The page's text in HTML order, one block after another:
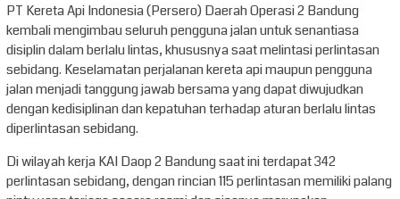
PT Kereta Api Indonesia (Persero) Daerah Operasi 2 Bandung
kembali mengimbau seluruh pengguna jalan untuk senantiasa
disiplin dalam berlalu lintas, khususnya saat melintasi perlintasan
sebidang. Keselamatan perjalanan kereta api maupun pengguna
jalan menjadi tanggung jawab bersama yang dapat diwujudkan
dengan kedisiplinan dan kepatuhan terhadap aturan berlalu lintas
diperlintasan sebidang.
Di wilayah kerja KAI Daop 2 Bandung saat ini terdapat 342
perlintasan sebidang, dengan rincian 115 perlintasan memiliki palang